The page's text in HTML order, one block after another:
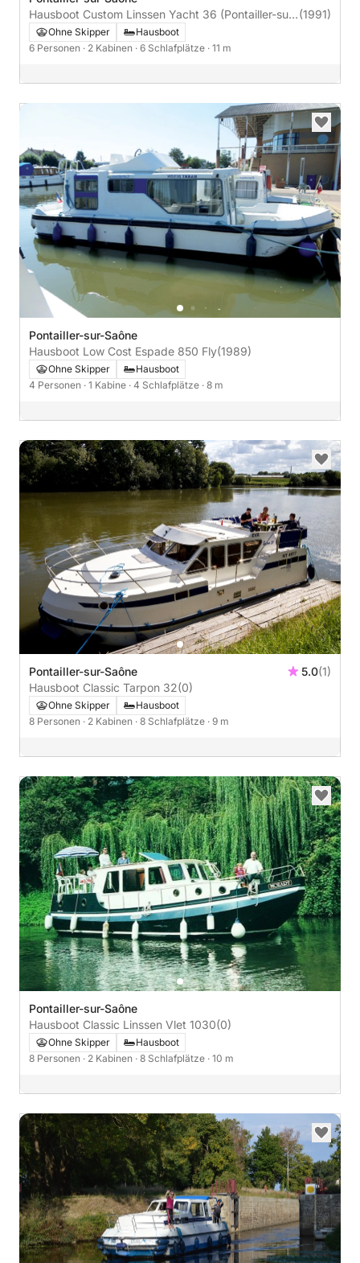
Hausboot Custom Linssen Yacht 36 (Pontailler-sur-
Saône) 60PS
(1991)
Ohne Skipper
Hausboot
6 Personen · 2 Kabinen · 6 Schlafplätze · 11 m
Pontailler-sur-Saône
Hausboot Low Cost Espade 850 Fly(1989)
Ohne Skipper
Hausboot
4 Personen · 1 Kabine · 4 Schlafplätze · 8 m
Pontailler-sur-Saône 5.0(1)
Hausboot Classic Tarpon 32(0)
Ohne Skipper
Hausboot
8 Personen · 2 Kabinen · 8 Schlafplätze · 9 m
Pontailler-sur-Saône
Hausboot Classic Linssen Vlet 1030(0)
Ohne Skipper
Hausboot
8 Personen · 2 Kabinen · 8 Schlafplätze · 10 m